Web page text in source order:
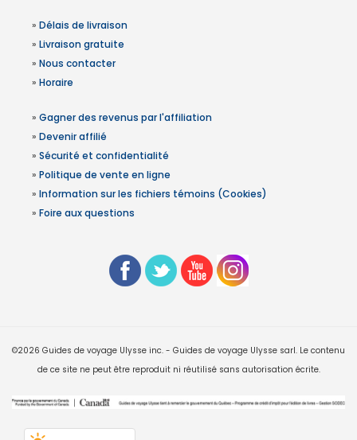
» Délais de livraison
» Livraison gratuite
» Nous contacter
» Horaire
» Gagner des revenus par l'affiliation
» Devenir affilié
» Sécurité et confidentialité
» Politique de vente en ligne
» Information sur les fichiers témoins (Cookies)
» Foire aux questions
©2026 Guides de voyage Ulysse inc. - Guides de voyage Ulysse sarl. Le contenu
de ce site ne peut être reproduit ni réutilisé sans autorisation écrite.